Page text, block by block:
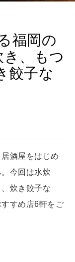
ご褒美旅。」
本当の歩き方。」
しい一流店へ。」
韓国」
教科書。」
福岡の
、もつ
餃子な
酒屋をはじめ
今回は水炊
炊き餃子な
すめ店6軒をご